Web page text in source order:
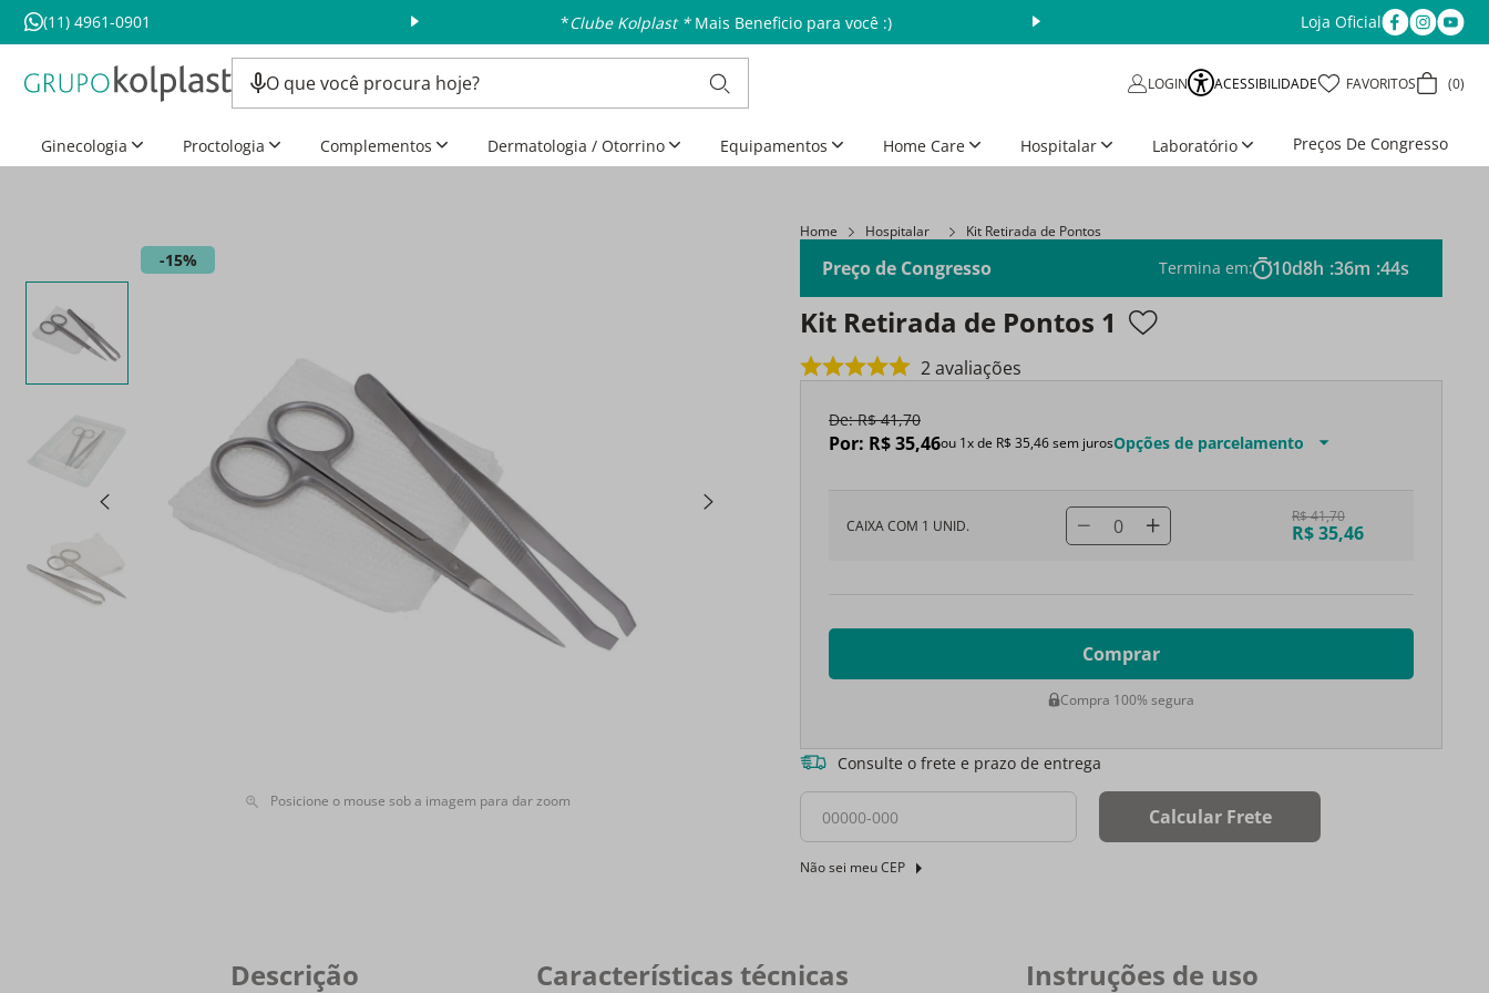
(11) 4961-0901 *Clube Kolplast *Mais Beneficio para você :) Aproveite as Ofertas da Semana Últimos dias
Loja Oficial
LOGIN ACESSIBILIDADE FAVORITOS 0
Ginecologia Proctologia Complementos Dermatologia / Otorrino Equipamentos Home Care Hospitalar Laboratório Preços De Congresso
15%
Posicione o mouse sob a imagem para dar zoom
Home Hospitalar Kit Retirada de Pontos
Preço de Congresso Termina em: 10d8h :36m :43s
Kit Retirada de Pontos 1
2avaliações
De:R$ 41,70
Por: R$35,46ou 1x de R$ 35,46sem jurosOpções de parcelamento
CAIXA COM 1 UNID. 0 R$ 41,70
R$ 35,46
Comprar
Compra 100% segura
Consulte o frete e prazo de entrega
Calcular Frete
Não sei meu CEP
Descrição Características técnicas Instruções de uso